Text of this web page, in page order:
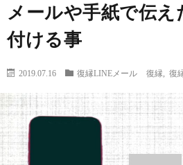
メールや手紙で伝え
付ける事
2019.07.16 復縁LINEメール 復縁 復